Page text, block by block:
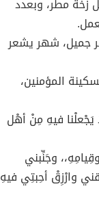
زخة مطر، وبعدد
جميل، شهر يشعر
المؤمنين،
يَجْعلْنا فيهِ مِنْ أهْل
وجَنِّبني
وارْزِقْ أحِبتِي فيهِ